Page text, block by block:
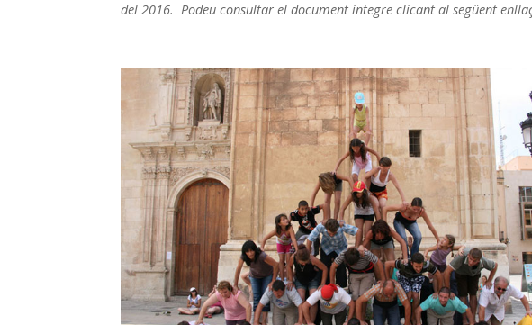
del 2016. Podeu consultar el document íntegre clicant al següent